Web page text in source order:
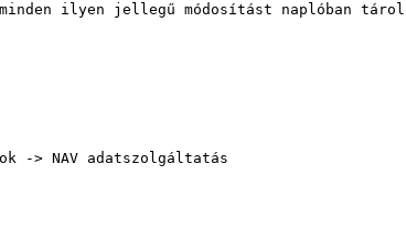
ilyen jellegű módosítást naplóban
-> NAV adatszolgáltatás